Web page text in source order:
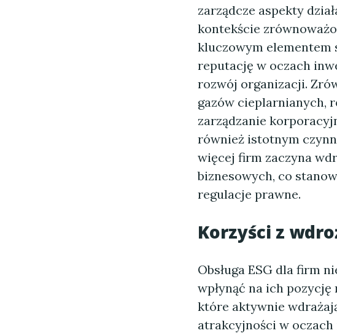
zarządcze aspekty
kontekście
kluczowym elementem
reputację w oczach
rozwój organizacji.
gazów cieplarnianych,
zarządzanie
również istotnym
więcej firm zaczyna
biznesowych, co
regulacje prawne.
Korzyści z
Obsługa ESG dla firm
wpłynąć na ich
które aktywnie
atrakcyjności w